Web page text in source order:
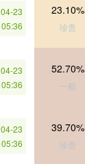
04-23
05:36
23.10%
珍贵
04-23
05:36
52.70%
一般
04-23
05:36
39.70%
珍贵